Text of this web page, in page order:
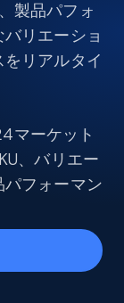
製品パフォ
リエーショ
リアルタイ
マーケット
、バリエー
フォーマン